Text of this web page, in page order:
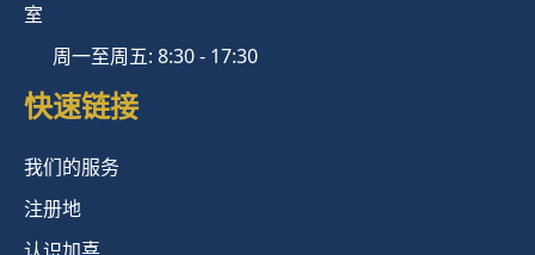
室
周一至周五: 8:30 - 17:30
快速链接
我们的服务
注册地